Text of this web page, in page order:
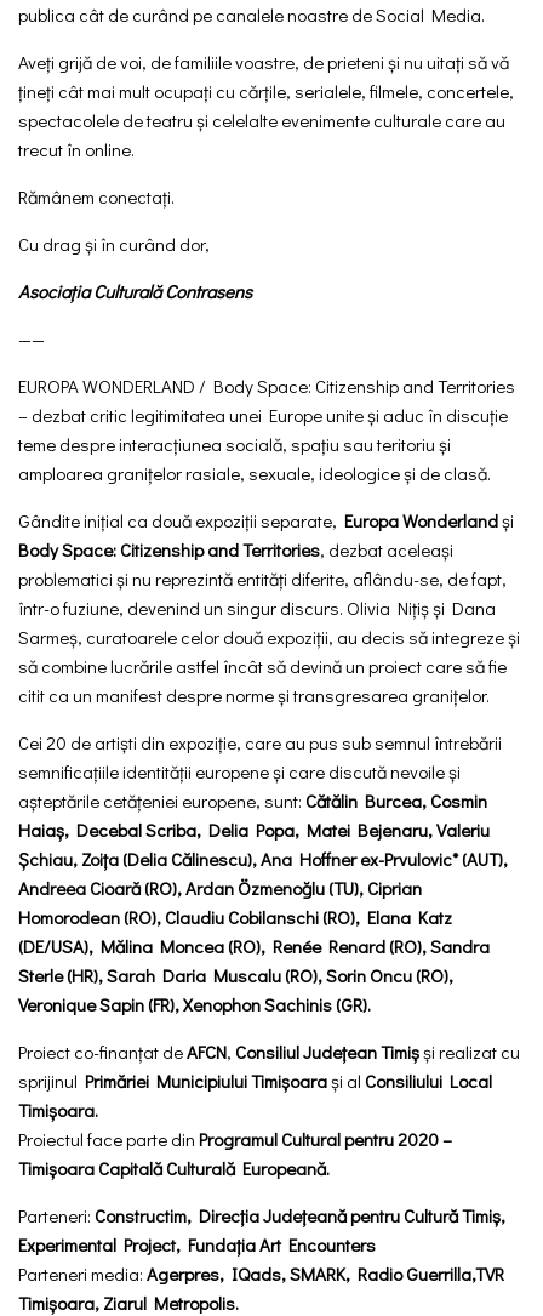
publica cât de curând pe canalele noastre de Social Media.
Aveți grijă de voi, de familiile voastre, de prieteni și nu uitați să vă
țineți cât mai mult ocupați cu cărțile, serialele, filmele, concertele,
spectacolele de teatru și celelalte evenimente culturale care au
trecut în online.
Rămânem conectați.
Cu drag și în curând dor,
Asociația Culturală Contrasens
——
EUROPA WONDERLAND / Body Space: Citizenship and Territories
– dezbat critic legitimitatea unei Europe unite și aduc în discuție
teme despre interacțiunea socială, spațiu sau teritoriu și
amploarea granițelor rasiale, sexuale, ideologice și de clasă.
Gândite inițial ca două expoziții separate, Europa Wonderlandși
Body Space: Citizenship and Territories, dezbat aceleași
problematici și nu reprezintă entități diferite, aflându-se, de fapt,
într-o fuziune, devenind un singur discurs. Olivia Nițiș și Dana
Sarmeș, curatoarele celor două expoziții, au decis să integreze și
să combine lucrările astfel încât să devină un proiect care să fie
citit ca un manifest despre norme și transgresarea granițelor.
Cei 20 de artiști din expoziție, care au pus sub semnul întrebării
semnificațiile identității europene și care discută nevoile și
așteptările cetățeniei europene, sunt: Cătălin Burcea, Cosmin
Haiaș, Decebal Scriba, Delia Popa, Matei Bejenaru, Valeriu
Șchiau, Zoița (Delia Călinescu), Ana Hoffner ex-Prvulovic* (AUT),
Andreea Cioară (RO), Ardan Özmenoğlu (TU), Ciprian
Homorodean (RO), Claudiu Cobilanschi (RO), Elana Katz
(DE/USA), Mălina Moncea (RO), Renée Renard (RO), Sandra
Sterle (HR), Sarah Daria Muscalu (RO), Sorin Oncu (RO),
Veronique Sapin (FR), Xenophon Sachinis (GR).
Proiect co-finanțat deAFCN, Consiliul Județean Timișși realizat cu
sprijinul Primăriei Municipiului Timișoarași al Consiliului Local
Timișoara.
Proiectul face parte din Programul Cultural pentru 2020 –
Timișoara Capitală Culturală Europeană.
Parteneri: Constructim, Direcția Județeană pentru Cultură Timiș,
Experimental Project, Fundația Art Encounters
Parteneri media: Agerpres, IQads, SMARK, Radio Guerrilla,TVR
Timișoara, Ziarul Metropolis.